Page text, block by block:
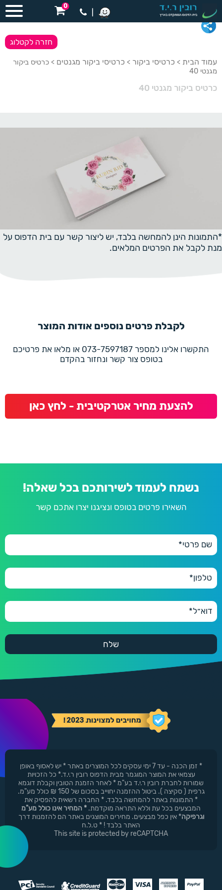
0
עמוד הבית > כרטיסי ביקור > כרטיסי ביקור מגנטים > כרטיס ביקור
מגנטי 40
כרטיס ביקור מגנטי 40
חזרה לקטלוג
*התמונות הינן להמחשה בלבד, יש ליצור קשר עם בית הדפוס על
מנת לקבל את הפרטים המלאים.
לקבלת פרטים נוספים אודות המוצר
התקשרו אלינו למספר 073-7597187 או מלאו את פרטיכם
בטופס צור קשר ונחזור בהקדם
להצעת מחיר אטרקטיבית - לחץ כאן
נשמח לעמוד לשירותכם בכל שאלה!
השאירו פרטים בטופס ונציגנו יצרו אתכם קשר
* זמן הכנה - עד 7 ימי עסקים לכל המוצרים באתר * יש לאסוף באופן
עצמאי את המוצר המוגמר מבית הדפוס רובין ר.י.ד.* כל הזכויות
שמורות לחברת רובין ר.י.ד בע"מ * לאחר הזמנת הטובין וקבלת דוגמא
גרפית ( סקיצה ). ביטול ההזמנה יחוייב בסכום של 150 ₪ כולל מע"מ.
* התמונות באתר להמחשה בלבד. * החברה רשאית להפסיק את
המבצעים בכל עת וללא התראה מוקדמת. * המחיר אינו כולל מע"מ
וגרפיקה* אין כפל מבצעים. מחירים המוצגים באתר הם להזמנות דרך
האתר בלבד ! * ט.ל.ח
This site is protected by reCAPTCHA